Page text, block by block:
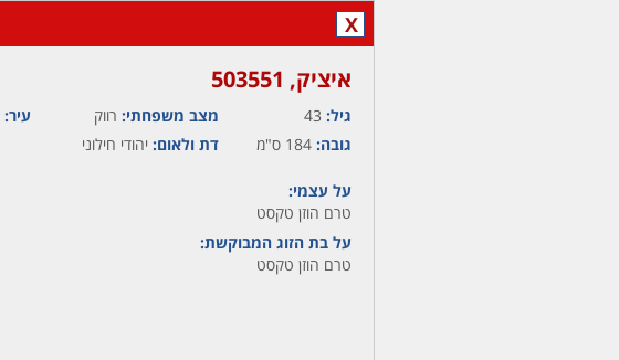
X
איציק,‏ 503551
גיל: 43 מצב משפחתי: רווק עיר:
גובה: 184 ס"מ דת ולאום: יהודי חילוני
על עצמי:
טרם הוזן טקסט
על בת הזוג המבוקשת:
טרם הוזן טקסט